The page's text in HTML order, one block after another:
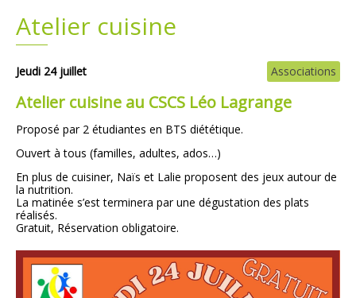
Atelier cuisine
Jeudi 24 juillet Associations
Atelier cuisine au CSCS Léo Lagrange
Proposé par 2 étudiantes en BTS diététique.
Ouvert à tous (familles, adultes, ados…)
En plus de cuisiner, Naïs et Lalie proposent des jeux autour de
la nutrition.
La matinée s’est terminera par une dégustation des plats
réalisés.
Gratuit, Réservation obligatoire.
Plans
Demandes légales
Emploi
Marchés publics
Grands projets